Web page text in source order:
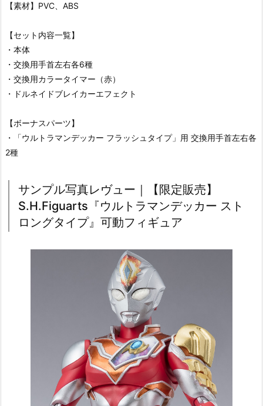
【素材】PVC、ABS
【セット内容一覧】
・本体
・交換用手首左右各6種
・交換用カラータイマー（赤）
・ドルネイドブレイカーエフェクト
【ボーナスパーツ】
・「ウルトラマンデッカー フラッシュタイプ」用 交換用手首左右各
2種
サンプル写真レヴュー｜【限定販売】
S.H.Figuarts『ウルトラマンデッカー スト
ロングタイプ』可動フィギュア